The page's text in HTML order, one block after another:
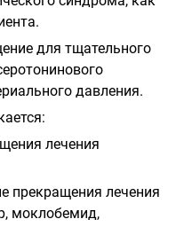
для тщательного
давления.
лечения
прекращения лечения
моклобемид,